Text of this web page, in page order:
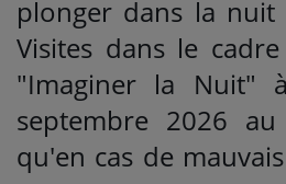
plonger dans la nuit
Visites dans le
"Imaginer la Nuit"
septembre 2026
qu'en cas de